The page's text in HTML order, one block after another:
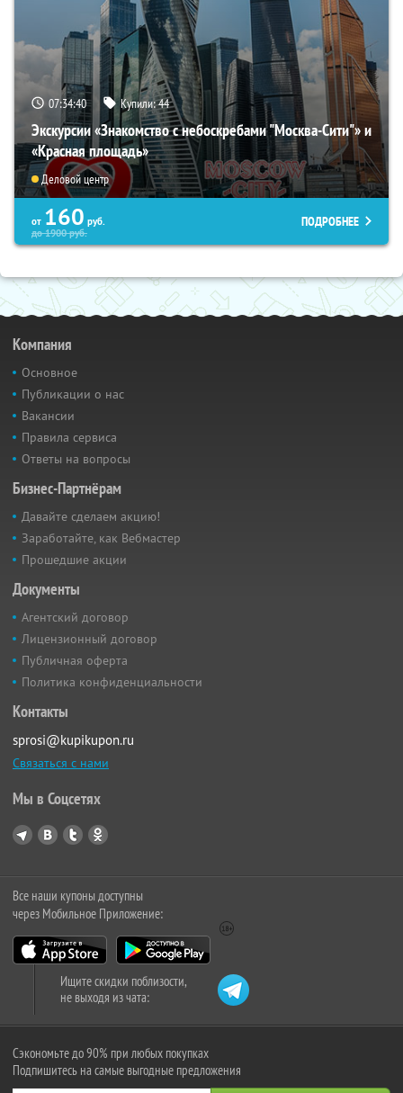
07:34:39 Купили:44
Экскурсии «Знакомство с небоскребами "Москва-Сити"» и
«Красная площадь»
Деловой центр
от 160 руб.
до1900руб.
ПОДРОБНЕЕ
Компания
Основное
Публикации о нас
Вакансии
Правила сервиса
Ответы на вопросы
Бизнес-Партнёрам
Давайте сделаем акцию!
Заработайте, как Вебмастер
Прошедшие акции
Документы
Агентский договор
Лицензионный договор
Публичная оферта
Политика конфиденциальности
Контакты
sprosi@kupikupon.ru
Связаться с нами
Мы в Соцсетях
Все наши купоны доступны
через Мобильное Приложение:
Ищите скидки поблизости,
не выходя из чата:
Сэкономьте до 90% при любых покупках
Подпишитесь на самые выгодные предложения